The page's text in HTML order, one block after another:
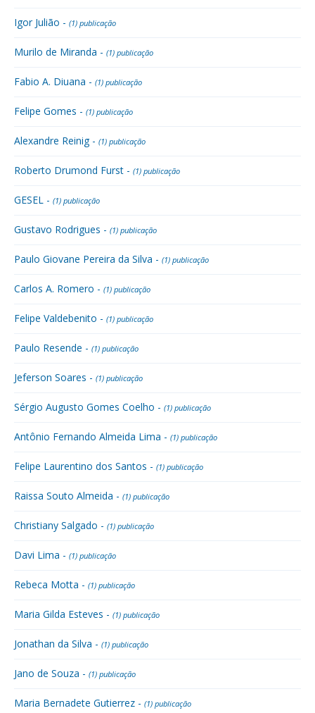
Igor Julião - (1) publicação
Murilo de Miranda - (1) publicação
Fabio A. Diuana - (1) publicação
Felipe Gomes - (1) publicação
Alexandre Reinig - (1) publicação
Roberto Drumond Furst - (1) publicação
GESEL - (1) publicação
Gustavo Rodrigues - (1) publicação
Paulo Giovane Pereira da Silva - (1) publicação
Carlos A. Romero - (1) publicação
Felipe Valdebenito - (1) publicação
Paulo Resende - (1) publicação
Jeferson Soares - (1) publicação
Sérgio Augusto Gomes Coelho - (1) publicação
Antônio Fernando Almeida Lima - (1) publicação
Felipe Laurentino dos Santos - (1) publicação
Raissa Souto Almeida - (1) publicação
Christiany Salgado - (1) publicação
Davi Lima - (1) publicação
Rebeca Motta - (1) publicação
Maria Gilda Esteves - (1) publicação
Jonathan da Silva - (1) publicação
Jano de Souza - (1) publicação
Maria Bernadete Gutierrez - (1) publicação